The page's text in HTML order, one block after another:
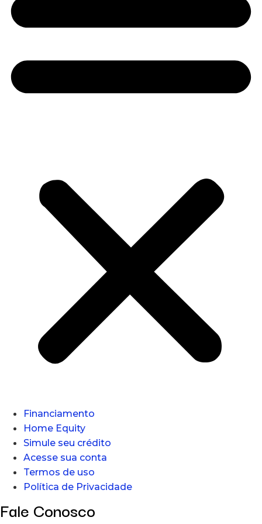
Financiamento
Home Equity
Simule seu crédito
Acesse sua conta
Termos de uso
Política de Privacidade
Fale Conosco